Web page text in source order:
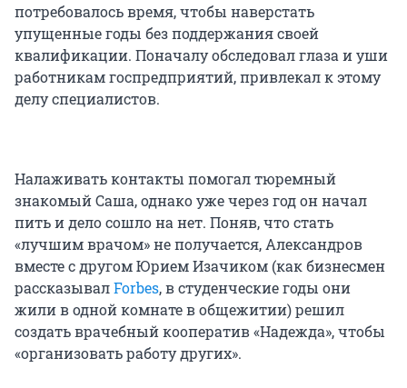
потребовалось время, чтобы наверстать
упущенные годы без поддержания своей
квалификации. Поначалу обследовал глаза и уши
работникам госпредприятий, привлекал к этому
делу специалистов.
Налаживать контакты помогал тюремный
знакомый Саша, однако уже через год он начал
пить и дело сошло на нет. Поняв, что стать
«лучшим врачом» не получается, Александров
вместе с другом Юрием Изачиком (как бизнесмен
рассказывалForbes, в студенческие годы они
жили в одной комнате в общежитии) решил
создать врачебный кооператив «Надежда», чтобы
«организовать работу других».